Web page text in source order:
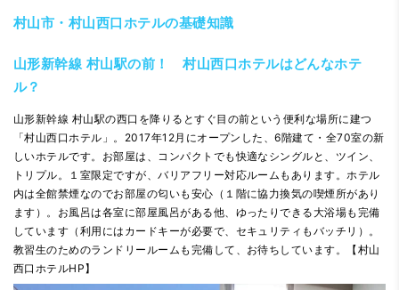
村山市・村山西口ホテルの基礎知識
山形新幹線 村山駅の前！ 村山西口ホテルはどんなホテ
ル？
山形新幹線 村山駅の西口を降りるとすぐ目の前という便利な場所に建つ
「村山西口ホテル」。2017年12月にオープンした、6階建て・全70室の新
しいホテルです。お部屋は、コンパクトでも快適なシングルと、ツイン、
トリプル。１室限定ですが、バリアフリー対応ルームもあります。ホテル
内は全館禁煙なのでお部屋の匂いも安心（１階に協力換気の喫煙所があり
ます）。お風呂は各室に部屋風呂がある他、ゆったりできる大浴場も完備
しています（利用にはカードキーが必要で、セキュリティもバッチリ）。
教習生のためのランドリールームも完備して、お待ちしています。【村山
西口ホテルHP】